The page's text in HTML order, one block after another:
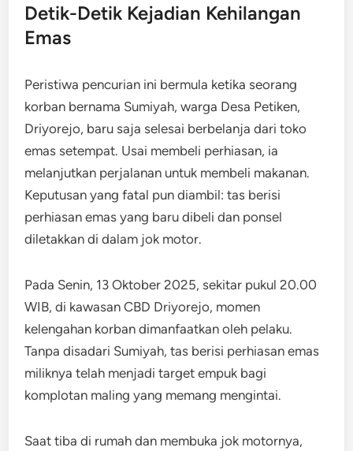
Detik-Detik Kejadian Kehilangan
Emas
Peristiwa pencurian ini bermula ketika seorang
korban bernama Sumiyah, warga Desa Petiken,
Driyorejo, baru saja selesai berbelanja dari toko
emas setempat. Usai membeli perhiasan, ia
melanjutkan perjalanan untuk membeli makanan.
Keputusan yang fatal pun diambil: tas berisi
perhiasan emas yang baru dibeli dan ponsel
diletakkan di dalam jok motor.
Pada Senin, 13 Oktober 2025, sekitar pukul 20.00
WIB, di kawasan CBD Driyorejo, momen
kelengahan korban dimanfaatkan oleh pelaku.
Tanpa disadari Sumiyah, tas berisi perhiasan emas
miliknya telah menjadi target empuk bagi
komplotan maling yang memang mengintai.
Saat tiba di rumah dan membuka jok motornya,